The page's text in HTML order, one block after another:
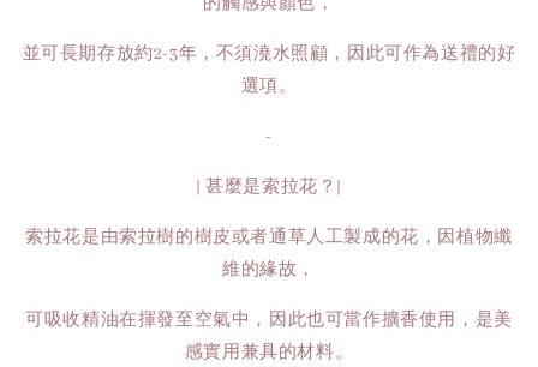
並可長期存放約2-3年，不須澆水照顧，因此可作為送禮的好
選項。
-
| 甚麼是索拉花？|
索拉花是由索拉樹的樹皮或者通草人工製成的花，因植物纖
維的緣故，
可吸收精油在揮發至空氣中，因此也可當作擴香使用，是美
感實用兼具的材料。